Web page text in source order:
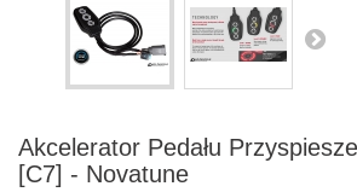
Akcelerator Pedału
[C7] - Novatune